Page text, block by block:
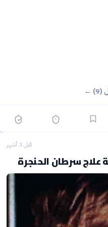
←
قبل 3 أشهر
علاج سرطان الحنجرة